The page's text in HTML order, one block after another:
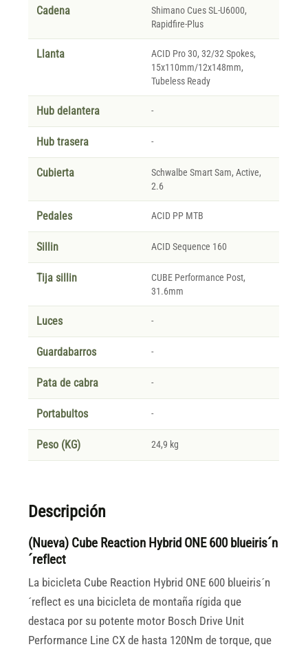
Cadena
Shimano Cues SL-U6000,
Rapidfire-Plus
Llanta
ACID Pro 30, 32/32 Spokes,
15x110mm/12x148mm,
Tubeless Ready
Hub delantera -
Hub trasera -
Cubierta
Schwalbe Smart Sam, Active,
2.6
Pedales ACID PP MTB
Sillin ACID Sequence 160
Tija sillin
CUBE Performance Post,
31.6mm
Luces -
Guardabarros -
Pata de cabra -
Portabultos -
Peso (KG) 24,9 kg
Descripción
(Nueva) Cube Reaction Hybrid ONE 600 blueiris´n
´reflect
La bicicleta Cube Reaction Hybrid ONE 600 blueiris´n
´reflect es una bicicleta de montaña rígida que
destaca por su potente motor Bosch Drive Unit
Performance Line CX de hasta 120Nm de torque, que